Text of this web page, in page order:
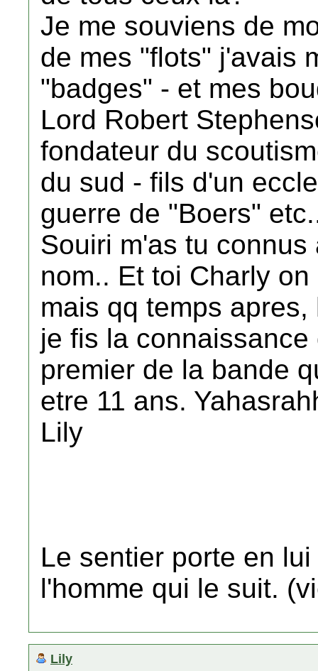
Je me souviens de
de mes "flots" j'avais
"badges" - et mes
Lord Robert
fondateur du
du sud - fils d'un
guerre de "Boers"
Souiri m'as tu
nom.. Et toi Charly
mais qq temps
je fis la
premier de la bande
etre 11 ans.
Lily
Le sentier porte en
l'homme qui le suit.
Lily